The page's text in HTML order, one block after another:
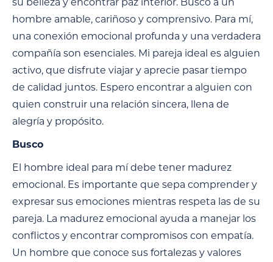
hombre amable, cariñoso y comprensivo. Para mí,
una conexión emocional profunda y una verdadera
compañía son esenciales. Mi pareja ideal es alguien
activo, que disfrute viajar y aprecie pasar tiempo
de calidad juntos. Espero encontrar a alguien con
quien construir una relación sincera, llena de
alegría y propósito.
Busco
El hombre ideal para mí debe tener madurez
emocional. Es importante que sepa comprender y
expresar sus emociones mientras respeta las de su
pareja. La madurez emocional ayuda a manejar los
conflictos y encontrar compromisos con empatía.
Un hombre que conoce sus fortalezas y valores